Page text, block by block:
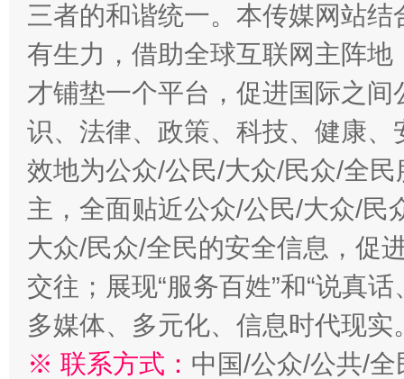
三者的和谐统一。本传媒网站
有生力，借助全球互联网主阵
才铺垫一个平台，促进国际之
识、法律、政策、科技、健康
效地为公众/公民/大众/民众/全
主，全面贴近公众/公民/大众/民
大众/民众/全民的安全信息，促
交往；展现“服务百姓”和“说真
多媒体、多元化、信息时代现实
※ 联系方式： 中国/公众/公共/